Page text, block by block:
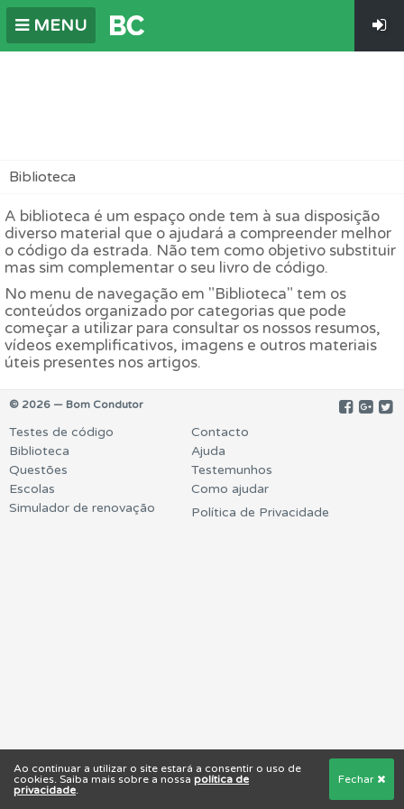
Ao continuar a utilizar o site estará a consentir o uso de
cookies. Saiba mais sobre a nossa política de
privacidade.
Fechar
MENU
Biblioteca
A biblioteca é um espaço onde tem à sua disposição
diverso material que o ajudará a compreender melhor
o código da estrada. Não tem como objetivo substituir
mas sim complementar o seu livro de código.
No menu de navegação em "Biblioteca" tem os
conteúdos organizado por categorias que pode
começar a utilizar para consultar os nossos resumos,
vídeos exemplificativos, imagens e outros materiais
úteis presentes nos artigos.
© 2026 — Bom Condutor
Testes de código
Biblioteca
Questões
Escolas
Simulador de renovação
Contacto
Ajuda
Testemunhos
Como ajudar
Política de Privacidade